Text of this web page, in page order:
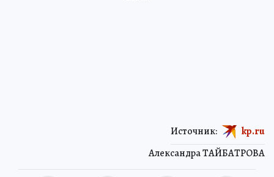
Александра ТАЙБАТРОВА
Источник: kp.ru